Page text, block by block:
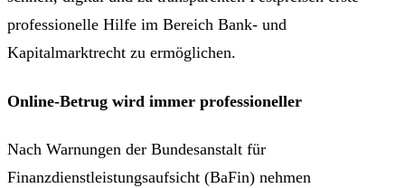
professionelle Hilfe im Bereich Bank- und
Kapitalmarktrecht zu ermöglichen.
Online-Betrug wird immer professioneller
Nach Warnungen der Bundesanstalt für
Finanzdienstleistungsaufsicht (BaFin) nehmen